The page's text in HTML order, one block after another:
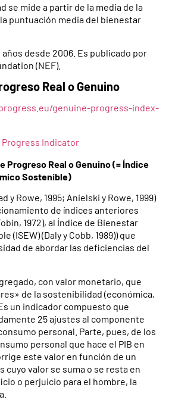
se mide a partir de la media de la
puntuación media del bienestar
desde 2006. Es publicado por
(NEF).
Real o Genuino
genuine-progress-index-
Progress Indicator
Progreso Real o Genuino (= Índice
Sostenible)
y Rowe, 1995; Anielski y Rowe, 1999)
de índices anteriores
1972), al Índice de Bienestar
(ISEW) (Daly y Cobb, 1989)) que
de abordar las deficiencias del
con valor monetario, que
de la sostenibilidad (económica,
un indicador compuesto que
25 ajustes al componente
personal. Parte, pues, de los
personal que hace el PIB en
este valor en función de un
cuyo valor se suma o se resta en
o perjuicio para el hombre, la